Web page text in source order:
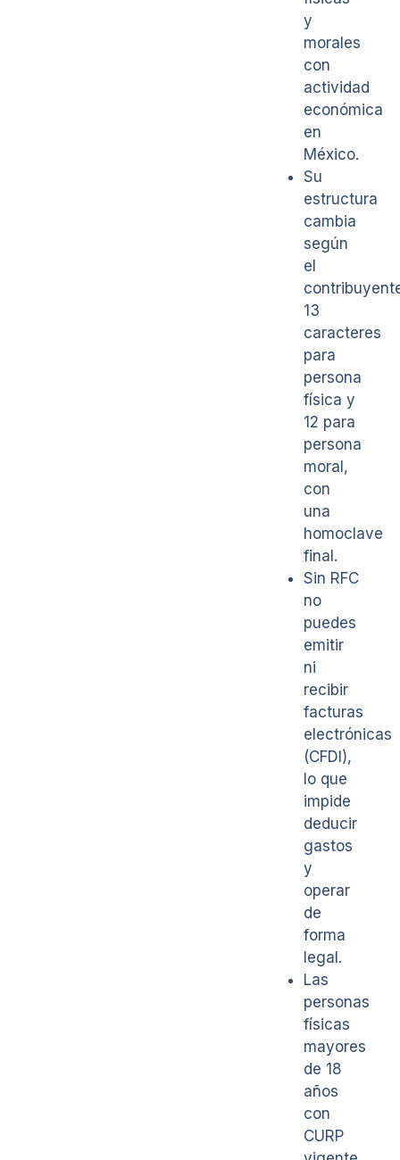
y
morales
con
actividad
económica
en
México.
Su
estructura
cambia
según
el
13
caracteres
para
persona
física y
12 para
persona
moral,
con
una
homoclave
final.
Sin RFC
no
puedes
emitir
ni
recibir
facturas
electrónicas
(CFDI),
lo que
impide
deducir
gastos
y
operar
de
forma
legal.
Las
personas
físicas
mayores
de 18
años
con
CURP